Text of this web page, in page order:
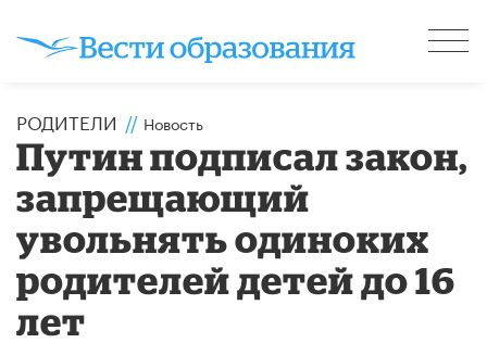
РОДИТЕЛИ // Новость
Путин подписал закон,
запрещающий
увольнять одиноких
родителей детей до 16
лет